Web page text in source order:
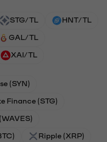
STG/TL HNT/TL
GAL/TL
XAI/TL
(SYN)
Finance (STG)
Ripple (XRP)